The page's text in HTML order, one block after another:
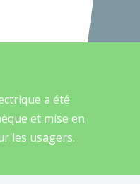
Accéder
a été
et mise en
les usagers.